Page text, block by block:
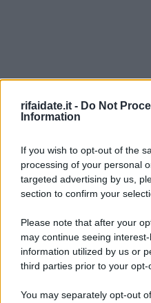
rifaidate.it - Do Not
Information
If you wish to opt-out of the
processing of your personal
targeted advertising by us,
section to confirm your
Please note that after your
may continue seeing
information utilized by us or
third parties prior to your opt-
You may separately opt-out